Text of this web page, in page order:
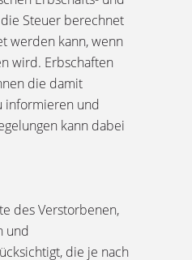
Steuer berechnet
werden kann, wenn
wird. Erbschaften
die damit
informieren und
kann dabei
des Verstorbenen,
und
die je nach